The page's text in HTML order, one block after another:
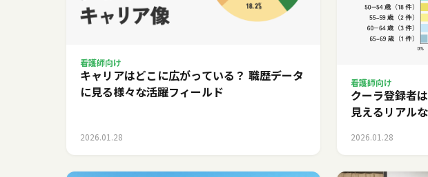
看護師向け
キャリアはどこに広がっている？ 職歴データ
に見る様々な活躍フィールド
2026.01.28
看護師向け
クーラ登録者
見えるリアル
2026.01.28